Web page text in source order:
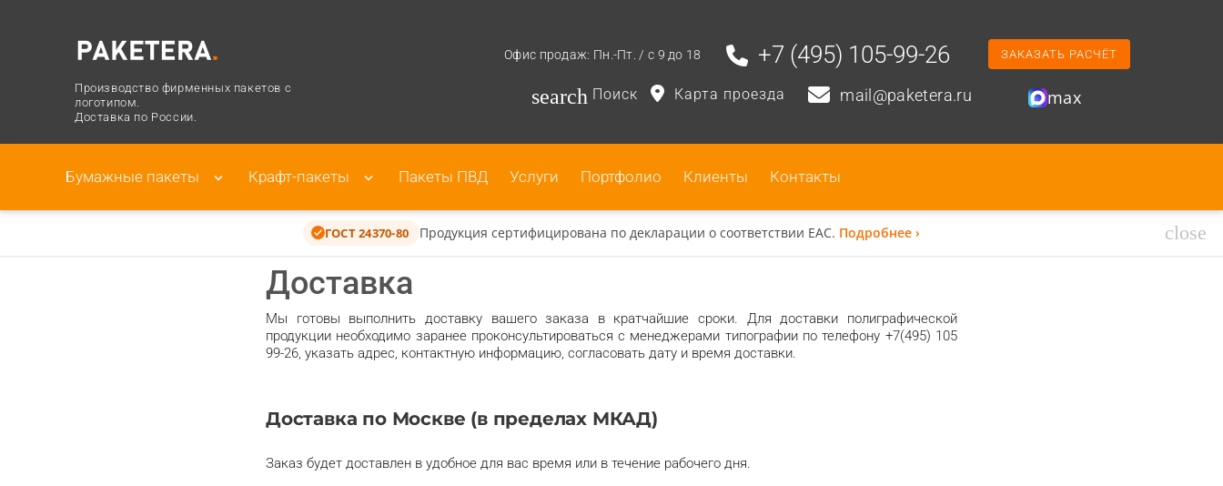
Производство фирменных пакетов с
логотипом.
Доставка по России.
ЗАКАЗАТЬ РАСЧЁТ
max
Офис продаж: Пн.-Пт. / с 9 до 18 +7 (495) 105-99-26
search Поиск Карта проезда mail@paketera.ru
Бумажные пакеты Крафт-пакеты Пакеты ПВД Услуги Портфолио Клиенты Контакты
ГОСТ 24370-80 Продукция сертифицирована по декларации о соответствии ЕАС. Подробнее › close
Доставка
Мы готовы выполнить доставку вашего заказа в кратчайшие сроки. Для доставки полиграфической
продукции необходимо заранее проконсультироваться с менеджерами типографии по телефону +7(495) 105
99-26, указать адрес, контактную информацию, согласовать дату и время доставки.
Доставка по Москве (в пределах МКАД)
Заказ будет доставлен в удобное для вас время или в течение рабочего дня.